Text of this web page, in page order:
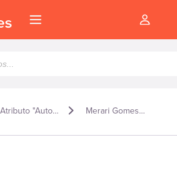
Atributo "Autor" de produto Merari Gomes de Souza